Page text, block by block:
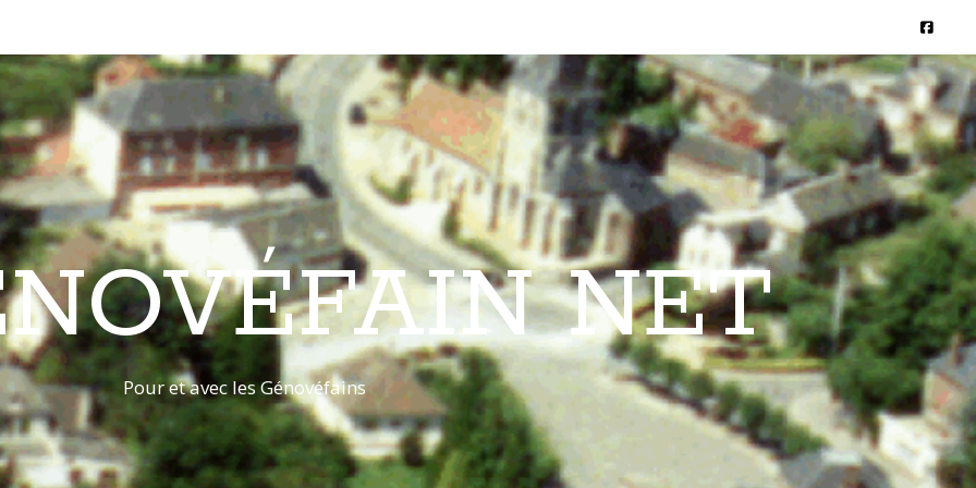
NET
Pour et avec les Génovéfains